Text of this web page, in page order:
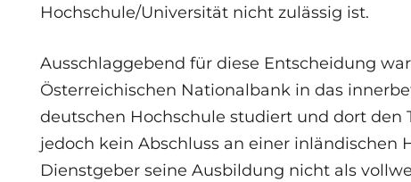
Hochschule/Universität nicht zulässig ist.
Ausschlaggebend für diese Entscheidung
Österreichischen Nationalbank in das
deutschen Hochschule studiert und dort den
jedoch kein Abschluss an einer inländischen
Dienstgeber seine Ausbildung nicht als